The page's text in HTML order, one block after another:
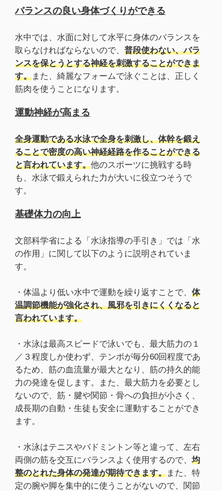
バランスの良い身体づくりができる
水中では、水面に対して水平に身体のバランスを
取らなければならないので、 普段使わない、バラ
ンスを保とうとする神経を刺激することができま
す。また、綺麗なフォームで泳ぐことは、正しく
筋肉を使うことになります。
運動神経が高まる
全身運動である水泳で全身を刺激し、体幹を鍛え
ることで密度の高い神経経路を作ることができる
と言われています。他のスポーツに挑戦する時
も、水泳で鍛えられた力が大いに役立つそうで
す。
基礎体力の向上
文部科学省による「水泳指導の手引き」では「水
の作用」に関して以下のように説明されていま
す。
・体温より低い水中で運動を繰り返すことで、 体
温調節機能が強化され、風邪を引きにくくなると
言われています。
・水泳は最高スピードで泳いでも、最大筋力の１
／３程度しか使わず、テンポが毎分60回程度であ
るため、筋の血流量が最大となり、筋の持久的能
力の発達を促します。また、最大筋力を必要とし
ないので、筋・腱や関節・骨への負担が小さく、
成長期の自動・生徒も安全に運動することができ
ます。
・水泳はテニスやバドミントン等と違って、左右
両側の筋を交互にバランスよく使用するので、 均
整のとれた身体の発達が期待できます。また、特
定の腕や脚を集中的に使うことがないので、関節